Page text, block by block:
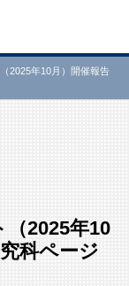
2025年10月）開催報告
2025年10
科ページ